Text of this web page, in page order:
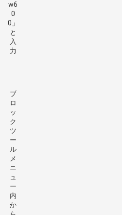
w6
0
0」
と
入
力
ブ
ロ
ッ
ク
ツ
ー
ル
メ
ニ
ュ
ー
内
か